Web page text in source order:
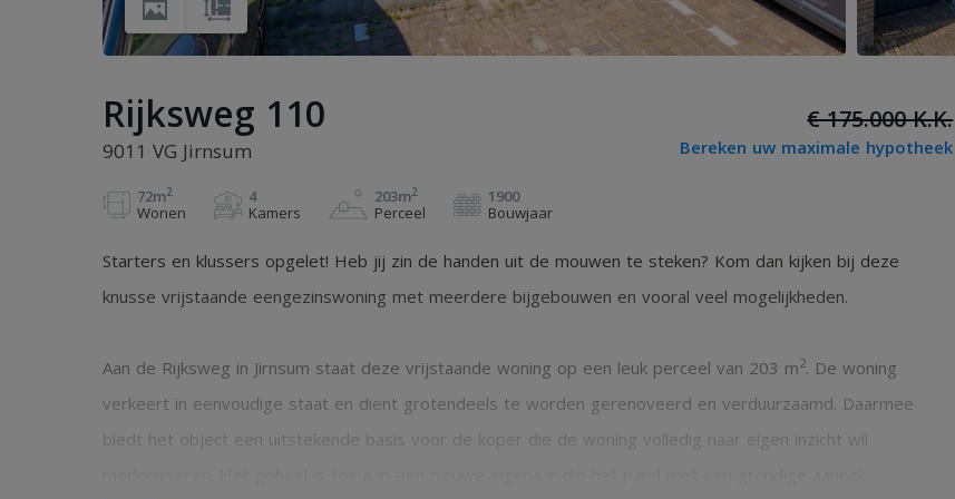
Rijksweg 110
9011 VG Jirnsum
€ 175.000 K.K.
Bereken uw maximale hypotheek
72m2
Wonen
4
Kamers
203m2
Perceel
1900
Bouwjaar
Starters en klussers opgelet! Heb jij zin de handen uit de mouwen te steken? Kom dan kijken bij deze
knusse vrijstaande eengezinswoning met meerdere bijgebouwen en vooral veel mogelijkheden.
Aan de Rijksweg in Jirnsum staat deze vrijstaande woning op een leuk perceel van 203 m2. De woning
verkeert in eenvoudige staat en dient grotendeels te worden gerenoveerd en verduurzaamd. Daarmee
biedt het object een uitstekende basis voor de koper die de woning volledig naar eigen inzicht wil